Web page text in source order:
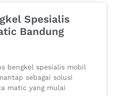
Spesialis
Bandung
bengkel spesialis mobil
sebagai solusi
matic yang mulai